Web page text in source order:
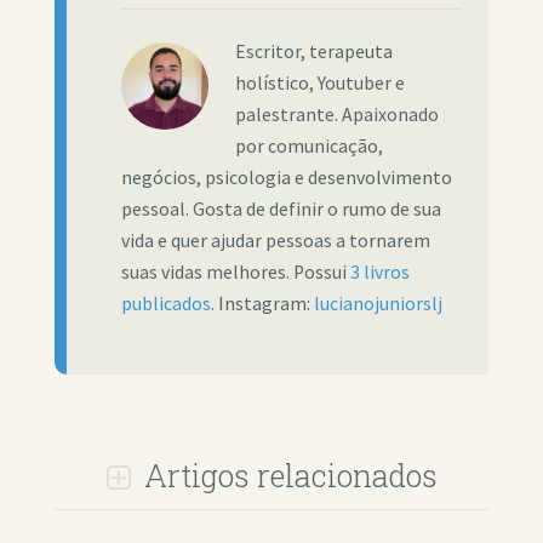
Escritor, terapeuta
holístico, Youtuber e
palestrante. Apaixonado
por comunicação,
negócios, psicologia e desenvolvimento
pessoal. Gosta de definir o rumo de sua
vida e quer ajudar pessoas a tornarem
suas vidas melhores. Possui 3 livros
publicados. Instagram: lucianojuniorslj
Artigos relacionados